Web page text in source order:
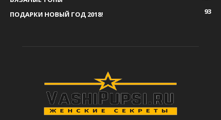
ПОДАРКИ НОВЫЙ ГОД 2018!
93